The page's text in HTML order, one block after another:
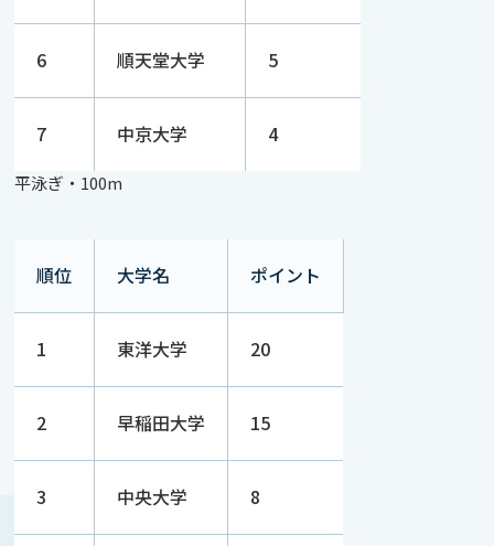
6 順天堂大学 5
7 中京大学 4
平泳ぎ・100m
順位 大学名 ポイント
1 東洋大学 20
2 早稲田大学 15
3 中央大学 8